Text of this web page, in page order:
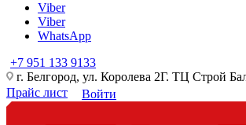
Viber
Viber
WhatsApp
+7 951 133 9133
г. Белгород, ул. Королева 2Г. ТЦ Строй
Прайс лист
Войти